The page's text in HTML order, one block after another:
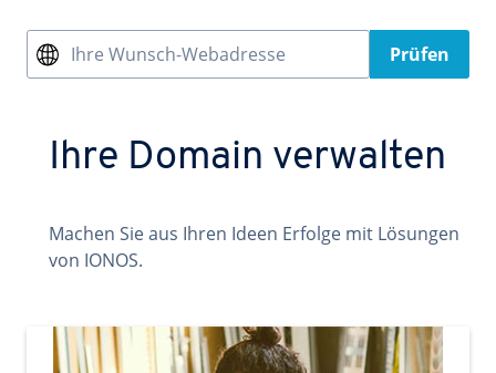
Ihre Wunsch-Webadresse Prüfen
Ihre Domain verwalten
Machen Sie aus Ihren Ideen Erfolge mit Lösungen
von IONOS.